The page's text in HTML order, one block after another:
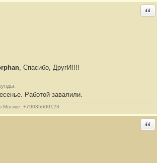
, Спасибо, ДругИ!!!!
Работой завалили.
Москве. +79035600123